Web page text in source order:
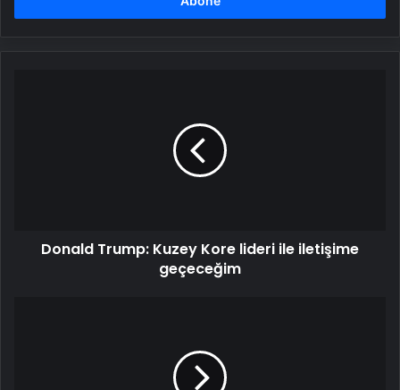
Donald Trump: Kuzey Kore lideri ile iletişime
geçeceğim